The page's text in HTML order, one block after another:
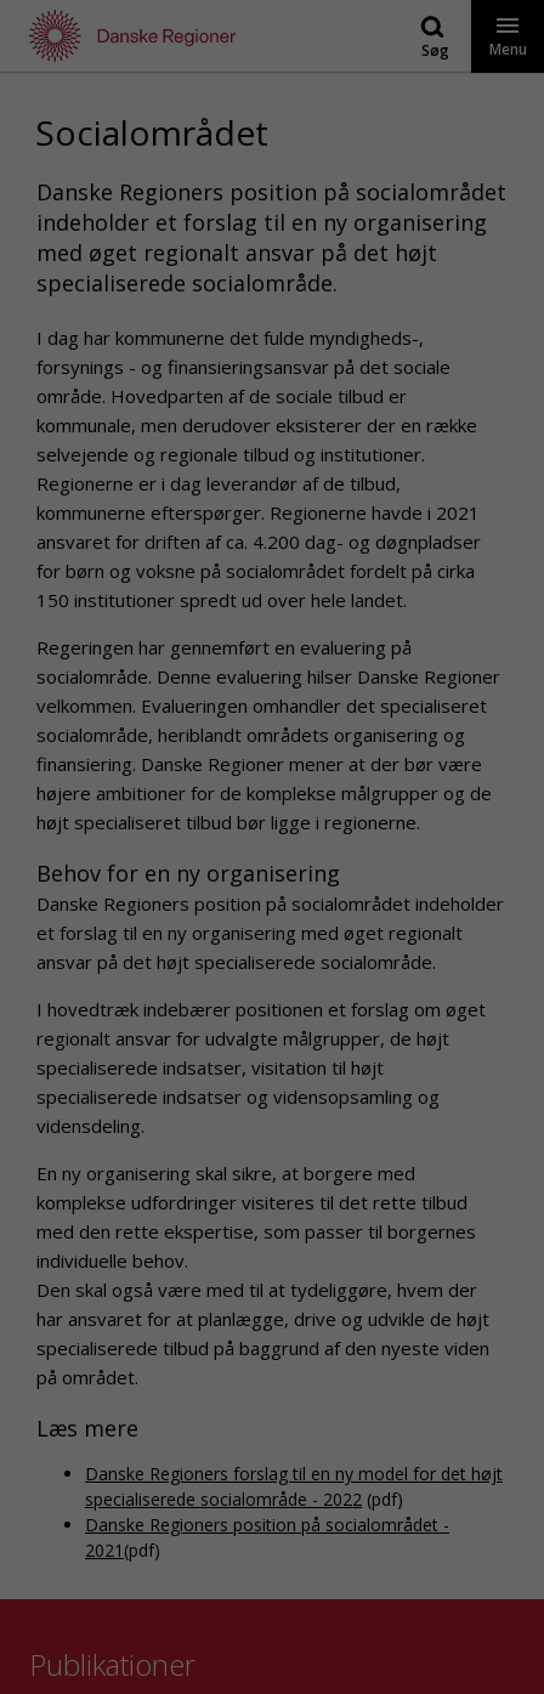
indhold
Søg Menu
Socialområdet
Danske Regioners position på socialområdet
indeholder et forslag til en ny organisering
med øget regionalt ansvar på det højt
specialiserede socialområde.
I dag har kommunerne det fulde myndigheds-,
forsynings - og finansieringsansvar på det sociale
område. Hovedparten af de sociale tilbud er
kommunale, men derudover eksisterer der en række
selvejende og regionale tilbud og institutioner.
Regionerne er i dag leverandør af de tilbud,
kommunerne efterspørger. Regionerne havde i 2021
ansvaret for driften af ca. 4.200 dag- og døgnpladser
for børn og voksne på socialområdet fordelt på cirka
150 institutioner spredt ud over hele landet.
Regeringen har gennemført en evaluering på
socialområde. Denne evaluering hilser Danske Regioner
velkommen. Evalueringen omhandler det specialiseret
socialområde, heriblandt områdets organisering og
finansiering. Danske Regioner mener at der bør være
højere ambitioner for de komplekse målgrupper og de
højt specialiseret tilbud bør ligge i regionerne.
Behov for en ny organisering
Danske Regioners position på socialområdet indeholder
et forslag til en ny organisering med øget regionalt
ansvar på det højt specialiserede socialområde.
I hovedtræk indebærer positionen et forslag om øget
regionalt ansvar for udvalgte målgrupper, de højt
specialiserede indsatser, visitation til højt
specialiserede indsatser og vidensopsamling og
vidensdeling.
En ny organisering skal sikre, at borgere med
komplekse udfordringer visiteres til det rette tilbud
med den rette ekspertise, som passer til borgernes
individuelle behov.
Den skal også være med til at tydeliggøre, hvem der
har ansvaret for at planlægge, drive og udvikle de højt
specialiserede tilbud på baggrund af den nyeste viden
på området.
Læs mere
Danske Regioners forslag til en ny model for det højt
specialiserede socialområde - 2022 (pdf)
Danske Regioners position på socialområdet -
2021 (pdf)
Publikationer